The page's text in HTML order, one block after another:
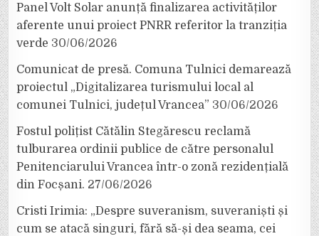
Panel Volt Solar anunță finalizarea activităților
aferente unui proiect PNRR referitor la tranziția
verde 30/06/2026
Comunicat de presă. Comuna Tulnici demarează
proiectul „Digitalizarea turismului local al
comunei Tulnici, județul Vrancea” 30/06/2026
Fostul polițist Cătălin Stegărescu reclamă
tulburarea ordinii publice de către personalul
Penitenciarului Vrancea într-o zonă rezidențială
din Focșani. 27/06/2026
Cristi Irimia: „Despre suveranism, suveraniști și
cum se atacă singuri, fără să-și dea seama, cei